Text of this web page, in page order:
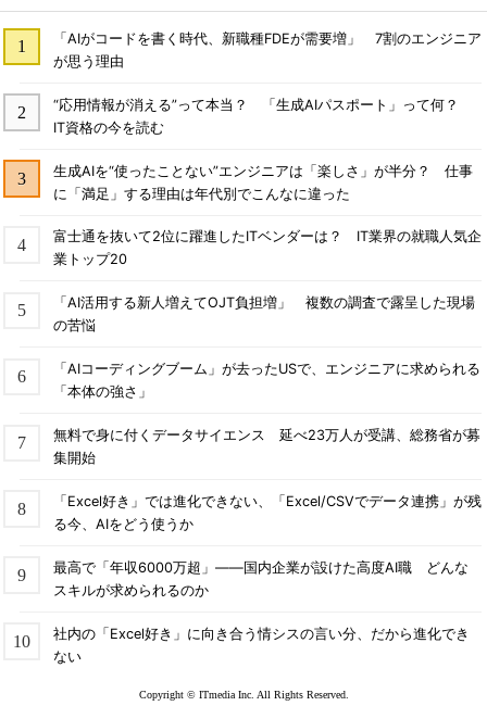
「AIがコードを書く時代、新職種FDEが需要増」 7割のエンジニア
が思う理由
“応用情報が消える”って本当？ 「生成AIパスポート」って何？
IT資格の今を読む
生成AIを“使ったことない”エンジニアは「楽しさ」が半分？ 仕事
に「満足」する理由は年代別でこんなに違った
富士通を抜いて2位に躍進したITベンダーは？ IT業界の就職人気企
業トップ20
「AI活用する新人増えてOJT負担増」 複数の調査で露呈した現場
の苦悩
「AIコーディングブーム」が去ったUSで、エンジニアに求められる
「本体の強さ」
無料で身に付くデータサイエンス 延べ23万人が受講、総務省が募
集開始
「Excel好き」では進化できない、「Excel/CSVでデータ連携」が残
る今、AIをどう使うか
最高で「年収6000万超」――国内企業が設けた高度AI職 どんな
スキルが求められるのか
社内の「Excel好き」に向き合う情シスの言い分、だから進化でき
ない
Copyright © ITmedia Inc. All Rights Reserved.